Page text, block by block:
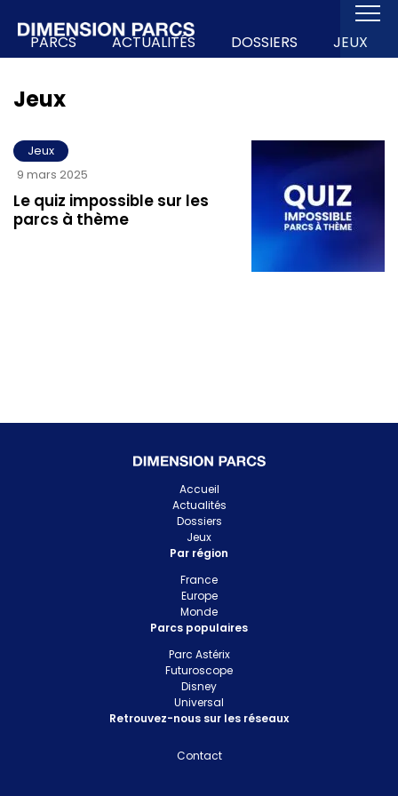
PARCS ACTUALITÉS DOSSIERS JEUX
Jeux
Jeux
9 mars 2025
Le quiz impossible sur les
parcs à thème
Accueil
Actualités
Dossiers
Jeux
Par région
France
Europe
Monde
Parcs populaires
Parc Astérix
Futuroscope
Disney
Universal
Retrouvez-nous sur les réseaux
Contact